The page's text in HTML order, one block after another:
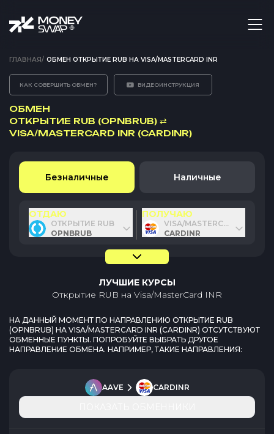
ГЛАВНАЯ/ ОБМЕН ОТКРЫТИЕ RUB НА VISA/MASTERCARD INR
КАК СОВЕРШИТЬ ОБМЕН? ВИДЕОИНСТРУКЦИЯ
ОБМЕН
ОТКРЫТИЕ RUB (OPNBRUB) ⇄
VISA/MASTERCARD INR (CARDINR)
Безналичные Наличные
ОТДАЮ
ОТКРЫТИЕ RUB
OPNBRUB
ПОЛУЧАЮ
VISA/MASTERCARD INR
CARDINR
ЛУЧШИЕ КУРСЫ
Открытие RUB на Visa/MasterCard INR
НА ДАННЫЙ МОМЕНТ ПО НАПРАВЛЕНИЮ ОТКРЫТИЕ RUB
(OPNBRUB) НА VISA/MASTERCARD INR (CARDINR) ОТСУТСТВУЮТ
ОБМЕННЫЕ ПУНКТЫ. ПОПРОБУЙТЕ ВЫБРАТЬ ДРУГОЕ
НАПРАВЛЕНИЕ ОБМЕНА. НАПРИМЕР, ТАКИЕ НАПРАВЛЕНИЯ:
AAVE CARDINR